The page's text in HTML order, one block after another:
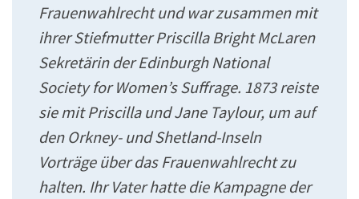
Frauenwahlrecht und war zusammen mit
ihrer Stiefmutter Priscilla Bright McLaren
Sekretärin der Edinburgh National
Society for Women’s Suffrage. 1873 reiste
sie mit Priscilla und Jane Taylour, um auf
den Orkney- und Shetland-Inseln
Vorträge über das Frauenwahlrecht zu
halten. Ihr Vater hatte die Kampagne der